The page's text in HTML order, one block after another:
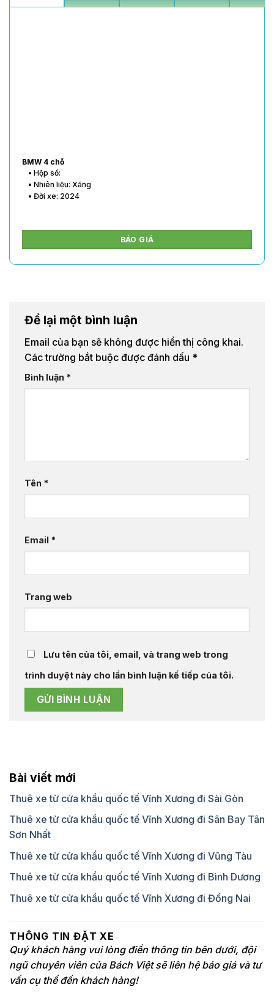
BMW 4 chỗ
• Hộp số:
• Nhiên liệu: Xăng
• Đời xe: 2024
BÁO GIÁ
Để lại một bình luận
Email của bạn sẽ không được hiển thị công khai.
Các trường bắt buộc được đánh dấu *
Bình luận *
Tên *
Email *
Trang web
Lưu tên của tôi, email, và trang web trong
trình duyệt này cho lần bình luận kế tiếp của tôi.
Bài viết mới
Thuê xe từ cửa khẩu quốc tế Vĩnh Xương đi Sài Gòn
Thuê xe từ cửa khẩu quốc tế Vĩnh Xương đi Sân Bay Tân
Sơn Nhất
Thuê xe từ cửa khẩu quốc tế Vĩnh Xương đi Vũng Tàu
Thuê xe từ cửa khẩu quốc tế Vĩnh Xương đi Bình Dương
Thuê xe từ cửa khẩu quốc tế Vĩnh Xương đi Đồng Nai
THÔNG TIN ĐẶT XE
Quý khách hàng vui lòng điền thông tin bên dưới, đội
ngũ chuyên viên của Bách Việt sẽ liên hệ báo giá và tư
vấn cụ thể đến khách hàng!